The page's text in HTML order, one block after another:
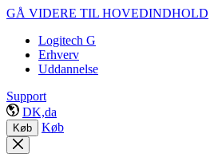
GÅ VIDERE TIL HOVEDINDHOLD
Logitech G
Erhverv
Uddannelse
Support
DK,da
Køb Køb